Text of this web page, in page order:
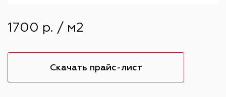
1700 р. / м2
Скачать прайс-лист